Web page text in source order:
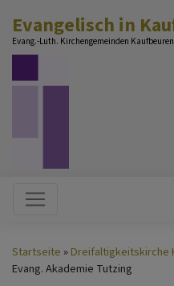
zum
Inhalt
Evangelisch in
Evang.-Luth. Kirchengemeinden
Startseite Dreifaltigkeitskirche
Evang. Akademie Tutzing